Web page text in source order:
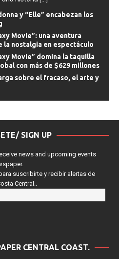
y “Elle” encabezan los
Movie”: una aventura
la nostalgia en espectáculo
Movie” domina la taquilla
con más de $629 millones
sobre el fracaso, el arte y
SIGN UP
news and upcoming events
suscribirte y recibir alertas de
Central..
CENTRAL COAST.